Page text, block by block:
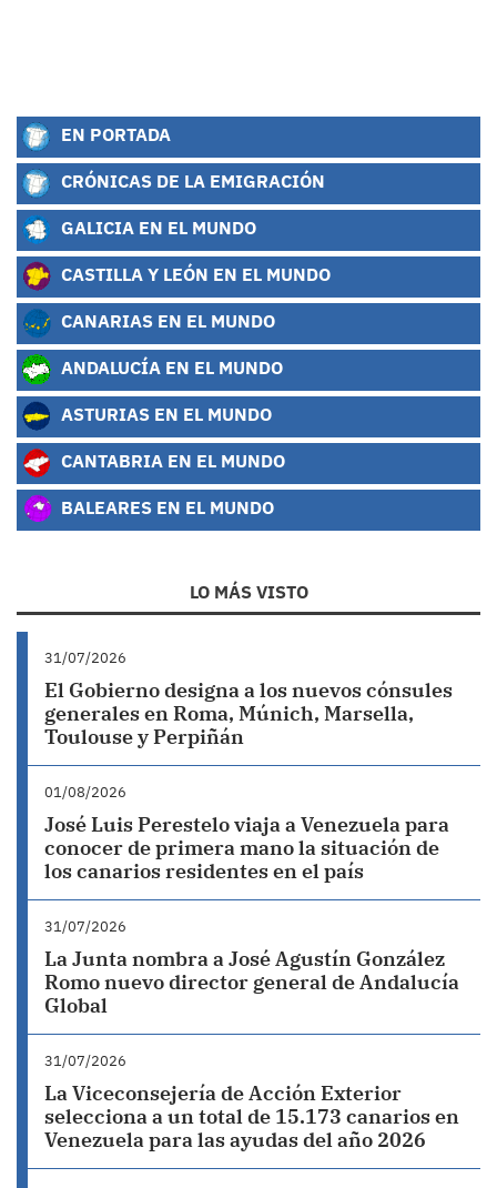
EN PORTADA
CRÓNICAS DE LA EMIGRACIÓN
GALICIA EN EL MUNDO
CASTILLA Y LEÓN EN EL MUNDO
CANARIAS EN EL MUNDO
ANDALUCÍA EN EL MUNDO
ASTURIAS EN EL MUNDO
CANTABRIA EN EL MUNDO
BALEARES EN EL MUNDO
LO MÁS VISTO
31/07/2026
El Gobierno designa a los nuevos cónsules
generales en Roma, Múnich, Marsella,
Toulouse y Perpiñán
01/08/2026
José Luis Perestelo viaja a Venezuela para
conocer de primera mano la situación de
los canarios residentes en el país
31/07/2026
La Junta nombra a José Agustín González
Romo nuevo director general de Andalucía
Global
31/07/2026
La Viceconsejería de Acción Exterior
selecciona a un total de 15.173 canarios en
Venezuela para las ayudas del año 2026